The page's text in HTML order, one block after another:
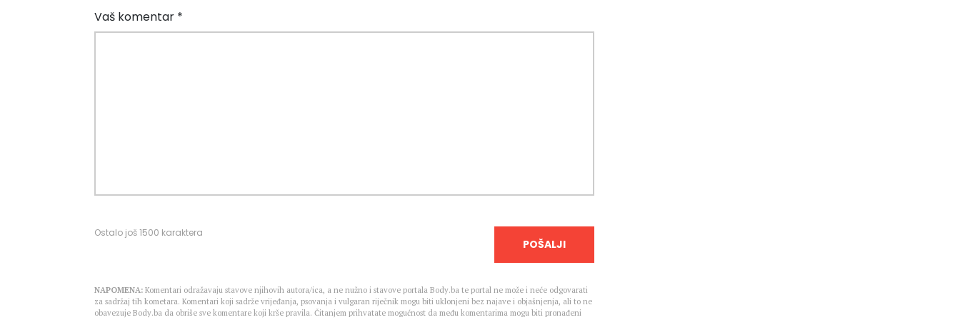
Vaš komentar *
Ostalo još1500 karaktera
POŠALJI
NAPOMENA: Komentari odražavaju stavove njihovih autora/ica, a ne nužno i stavove portala Body.ba te portal ne može i neće odgovarati
za sadržaj tih kometara. Komentari koji sadrže vrijeđanja, psovanja i vulgaran riječnik mogu biti uklonjeni bez najave i objašnjenja, ali to ne
obavezuje Body.ba da obriše sve komentare koji krše pravila. Čitanjem prihvatate mogućnost da među komentarima mogu biti pronađeni